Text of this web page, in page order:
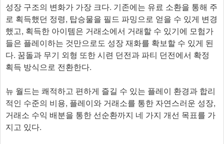
성장 구조의 변화가 가장 크다. 기존에는 유료 소환을 통해 주
로 획득했던 정령, 탑승물을 필드 파밍으로 얻을 수 있게 변경
했고, 획득한 아이템은 거래소에서 거래할 수 있기에 모험가
들은 플레이하는 것만으로도 성장 재화를 확보할 수 있게 된
다. 꿈돌과 무기 외형 또한 시련 던전과 파티 던전에서 확정
획득 방식으로 전환한다.
뉴 월드는 쾌적하고 편하게 즐길 수 있는 플레이 환경과 합리
적인 수준의 비용, 플레이와 거래소를 통한 자연스러운 성장,
거래소 수익 배분을 통한 선순환까지 네 가지 개선 목표를 가
지고 있다.